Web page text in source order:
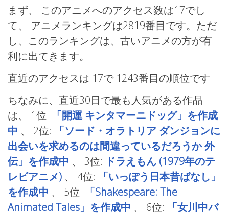
まず、 このアニメへのアクセス数は17でし
て、 アニメランキングは2819番目です。ただ
し、このランキングは、古いアニメの方が有
利に出てきます。
直近のアクセスは 17で 1243番目の順位です
ちなみに、直近30日で最も人気がある作品
は、 1位:
「開運 キンタマーニドッグ」を作成
中 、 2位:
「ソード・オラトリア ダンジョンに
出会いを求めるのは間違っているだろうか 外
伝」を作成中 、 3位: ドラえもん (1979年のテ
レビアニメ) 、 4位:
「いっぽう日本昔ばなし」
を作成中 、 5位:
「Shakespeare: The
Animated Tales」を作成中 、 6位: 「女川中バ